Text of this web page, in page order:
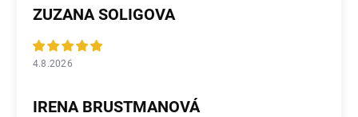
ZUZANA SOLIGOVA
4.8.2026
IRENA BRUSTMANOVÁ